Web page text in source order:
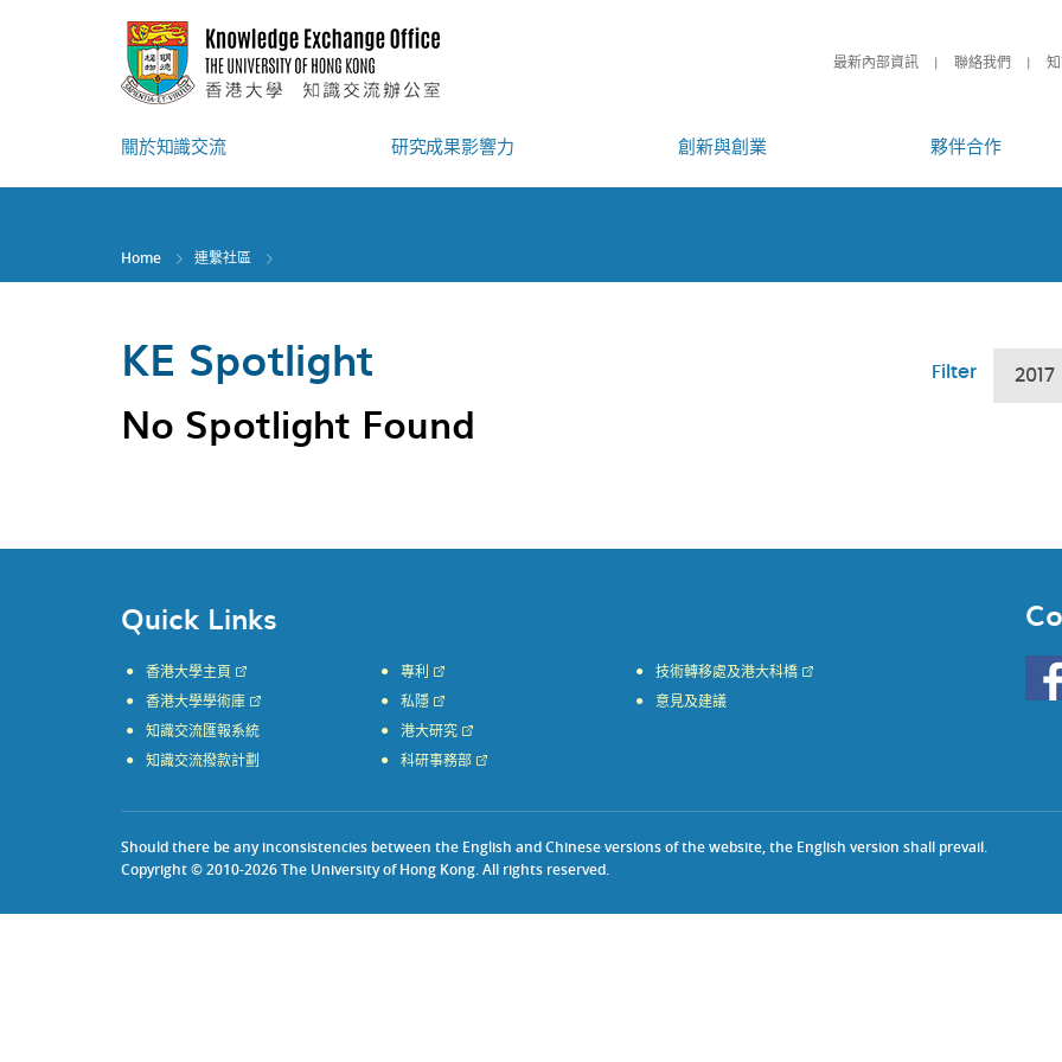
最新內部資訊 聯絡我們
關於知識交流 研究成果影響力 創新與創業 夥伴合作
Home 連繫社區
KE Spotlight Filter 2017
No Spotlight Found
Quick Links
香港大學主頁
香港大學學術庫
知識交流匯報系統
知識交流撥款計劃
專利
私隱
港大研究
科研事務部
技術轉移處及港大科橋
意見及建議
HKU
Should there be any inconsistencies between the English and Chinese versions of the website, the English version shall prevail.
Copyright © 2010-2026 The University of Hong Kong. All rights reserved.